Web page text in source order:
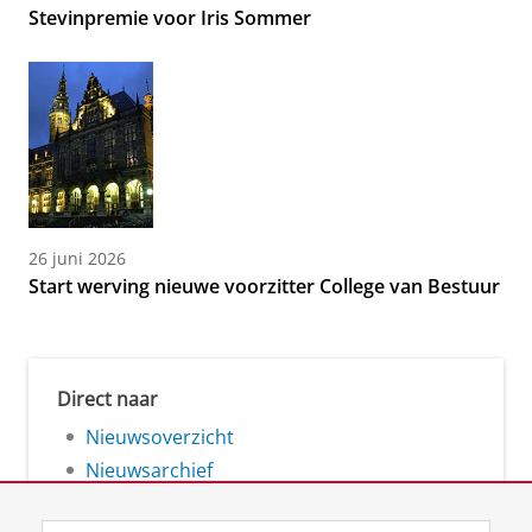
Stevinpremie voor Iris Sommer
26 juni 2026
Start werving nieuwe voorzitter College van Bestuur
Direct naar
Nieuwsoverzicht
Nieuwsarchief